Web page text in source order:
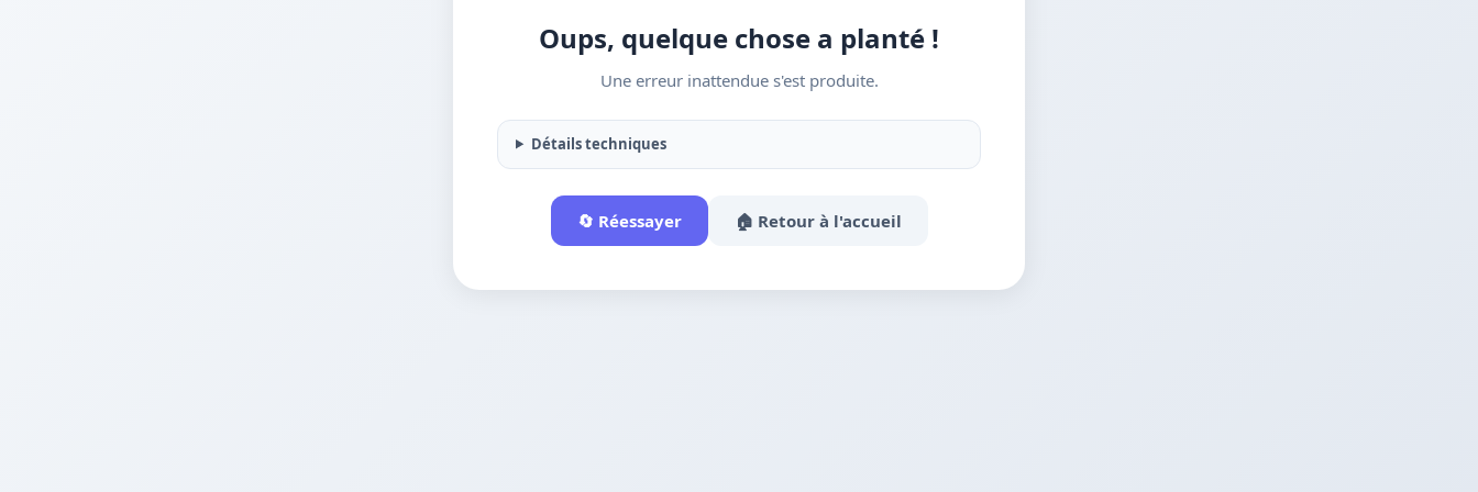
Oups, quelque chose a planté !
Une erreur inattendue s'est produite.
Détails techniques
🔄 Réessayer 🏠 Retour à l'accueil